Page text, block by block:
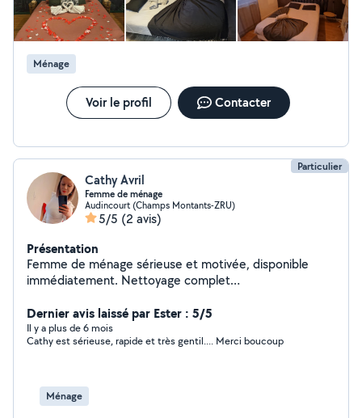
Ménage
Voir le profil Contacter
Particulier
Cathy Avril
Femme de ménage
Audincourt (Champs Montants-ZRU)
5/5 (2 avis)
Présentation
Femme de ménage sérieuse et motivée, disponible
immédiatement. Nettoyage complet
Permis B je peux me déplacer facilement. Disponible en
semaine. Tarif attractif pour premiers clients. N'hésitez
pas à me contacter !
Dernier avis laissé par Ester : 5/5
Il y a plus de 6 mois
Cathy est sérieuse, rapide et très gentil.... Merci boucoup
Ménage